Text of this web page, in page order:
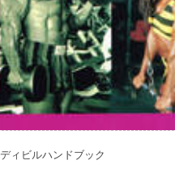
ィビルハンドブック